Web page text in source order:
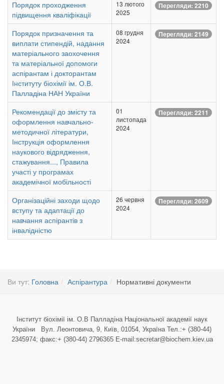
Порядок проходження
підвищення кваліфікації
13 лютого
2025
Перегляди: 2210
Порядок призначення та
виплати стипендій, надання
матеріального заохочення
та матеріальної допомоги
аспірантам і докторантам
Інституту біохімії ім. О.В.
Палладіна НАН України
08 грудня
2024
Перегляди: 2149
Рекомендації до змісту та
оформлення навчально-
методичної літератури,
Інструкція оформлення
наукового відрядження,
стажування..., Правила
участі у програмах
академічної мобільності
01
листопада
2024
Перегляди: 2211
Організаційні заходи щодо
вступу та адаптації до
навчання аспірантів з
інвалідністю
26 червня
2024
Перегляди: 2609
Ви тут: Головна Аспірантура Нормативні документи
Інститут біохімії ім. О.В Палладіна Національної академії наук
України Вул. Леонтовича, 9, Київ, 01054, Україна Тел.:+ (380-44)
2345974; факс:+ (380-44) 2796365 E-mail:secretar@biochem.kiev.ua